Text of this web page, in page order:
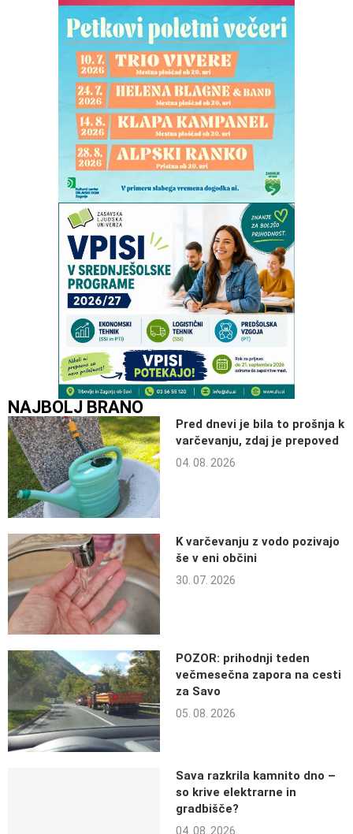
NAJBOLJ BRANO
Pred dnevi je bila to prošnja k
varčevanju, zdaj je prepoved
04. 08. 2026
K varčevanju z vodo pozivajo
še v eni občini
30. 07. 2026
POZOR: prihodnji teden
večmesečna zapora na cesti
za Savo
05. 08. 2026
Sava razkrila kamnito dno –
so krive elektrarne in
gradbišče?
04. 08. 2026